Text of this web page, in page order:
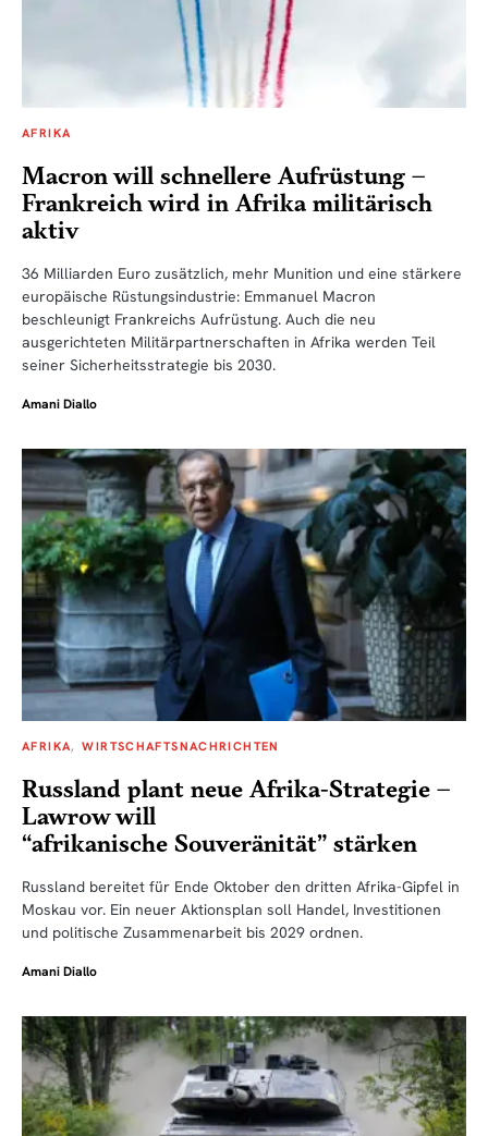
AFRIKA
Macron will schnellere Aufrüstung –
Frankreich wird in Afrika militärisch
aktiv
36 Milliarden Euro zusätzlich, mehr Munition und eine stärkere
europäische Rüstungsindustrie: Emmanuel Macron
beschleunigt Frankreichs Aufrüstung. Auch die neu
ausgerichteten Militärpartnerschaften in Afrika werden Teil
seiner Sicherheitsstrategie bis 2030.
Amani Diallo
AFRIKA WIRTSCHAFTSNACHRICHTEN
Russland plant neue Afrika-Strategie –
Lawrow will
“afrikanische Souveränität” stärken
Russland bereitet für Ende Oktober den dritten Afrika-Gipfel in
Moskau vor. Ein neuer Aktionsplan soll Handel, Investitionen
und politische Zusammenarbeit bis 2029 ordnen.
Amani Diallo